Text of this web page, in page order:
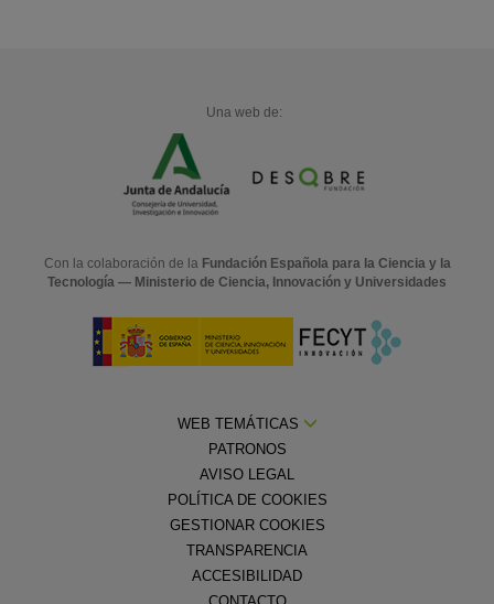
Una web de:
Con la colaboración de la Fundación Española para la Ciencia y la
Tecnología — Ministerio de Ciencia, Innovación y Universidades
WEB TEMÁTICAS
PATRONOS
AVISO LEGAL
POLÍTICA DE COOKIES
GESTIONAR COOKIES
TRANSPARENCIA
ACCESIBILIDAD